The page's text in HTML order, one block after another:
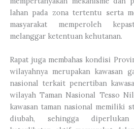
lahan pada zona tertentu serta
masyarakat memperoleh
melanggar ketentuan kehutanan.
Rapat juga membahas kondisi
wilayahnya merupakan kawasan
nasional terkait penertiban
wilayah Taman Nasional Tesso
kawasan taman nasional memiliki
diubah, sehingga diperlukan